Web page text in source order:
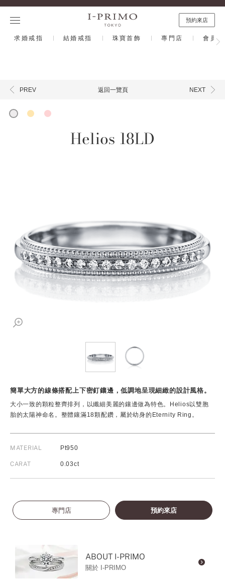
s
預約來店
求婚戒指 結婚戒指 珠寶首飾 專門店 會員
PREV 返回一覽頁 NEXT
Helios 18LD
簡單大方的線條搭配上下密釘鑲邊，低調地呈現細緻的設計風格。
大小一致的顆粒整齊排列，以纖細美麗的鑲邊做為特色。Helios以雙胞
胎的太陽神命名。整體鑲滿18顆配鑽，屬於幼身的Eternity Ring。
MATERIAL Pt950
CARAT 0.03ct
專門店 預約來店
ABOUT I-PRIMO
關於 I-PRIMO